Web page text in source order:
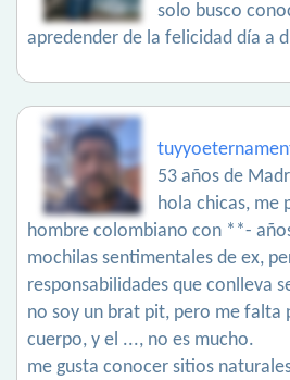
solo busco
apredender de la felicidad día a
53 años de
hola chicas, me
hombre colombiano con **-
mochilas sentimentales de ex,
responsabilidades que conlleva
no soy un brat pit, pero me falta
cuerpo, y el ..., no es mucho.
me gusta conocer sitios